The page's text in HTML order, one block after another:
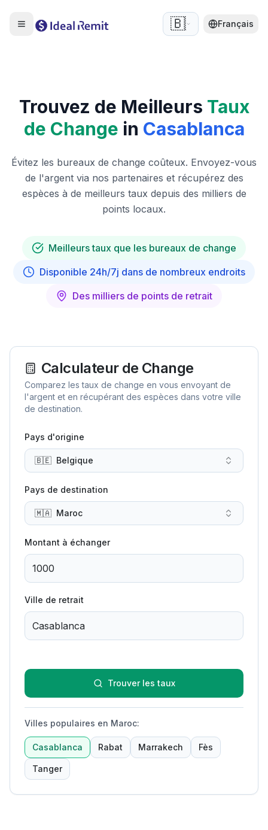
🇧🇪 Français
Trouvez de Meilleurs Taux
de Change in Casablanca
Évitez les bureaux de change coûteux. Envoyez-vous
de l'argent via nos partenaires et récupérez des
espèces à de meilleurs taux depuis des milliers de
points locaux.
Meilleurs taux que les bureaux de change
Disponible 24h/7j dans de nombreux endroits
Des milliers de points de retrait
Calculateur de Change
Comparez les taux de change en vous envoyant de
l'argent et en récupérant des espèces dans votre ville
de destination.
Pays d'origine
🇧🇪 Belgique
Pays de destination
🇲🇦 Maroc
Montant à échanger
Ville de retrait
Trouver les taux
Villes populaires en Maroc:
Casablanca Rabat Marrakech Fès
Tanger